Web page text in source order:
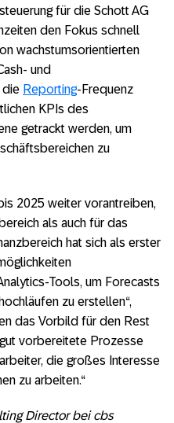
für die Schott AG
den Fokus schnell
wachstumsorientierten
und
die Reporting-Frequenz
KPIs des
getrackt werden, um
zu
2025 weiter vorantreiben,
als auch für das
hat sich als erster
Tools, um Forecasts
zu erstellen“,
das Vorbild für den Rest
vorbereitete Prozesse
die großes Interesse
zu arbeiten.“
Director bei cbs